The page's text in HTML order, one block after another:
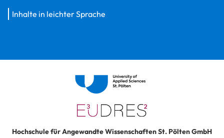
Inhalte in leichter Sprache
Hochschule für Angewandte Wissenschaften St. Pölten GmbH